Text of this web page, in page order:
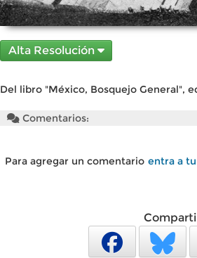
Alta Resolución
Del libro "México, Bosquejo General",
Comentarios:
Para agregar un comentario entra a